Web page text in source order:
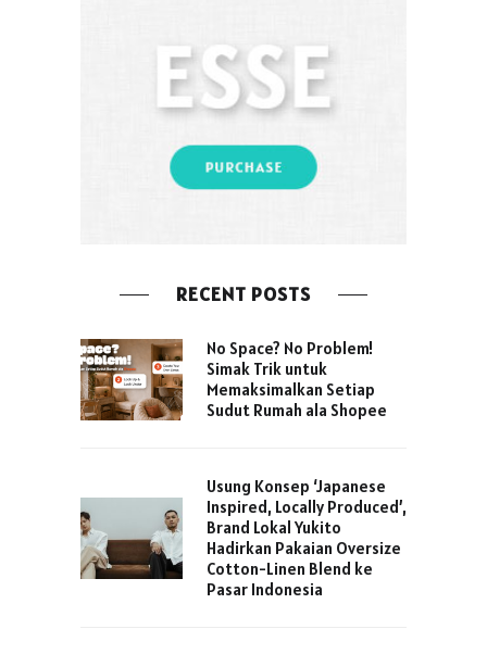
RECENT POSTS
No Space? No Problem!
Simak Trik untuk
Memaksimalkan Setiap
Sudut Rumah ala Shopee
Usung Konsep ‘Japanese
Inspired, Locally Produced’,
Brand Lokal Yukito
Hadirkan Pakaian Oversize
Cotton-Linen Blend ke
Pasar Indonesia